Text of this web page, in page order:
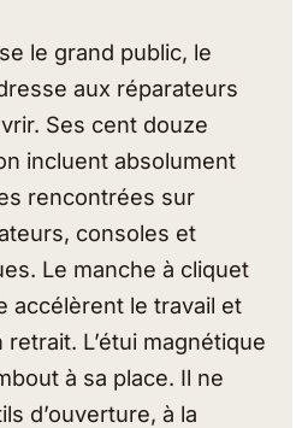
le grand public, le
aux réparateurs
Ses cent douze
incluent absolument
rencontrées sur
consoles et
Le manche à cliquet
accélèrent le travail et
L’étui magnétique
à sa place. Il ne
d’ouverture, à la